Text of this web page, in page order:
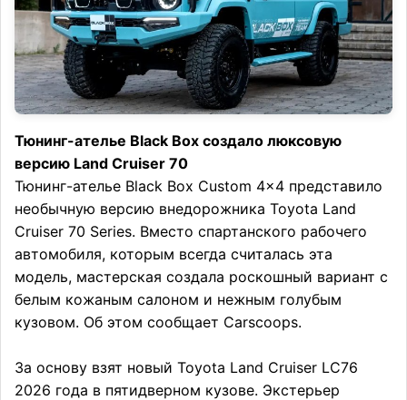
Тюнинг-ателье Black Box создало люксовую
версию Land Cruiser 70
Тюнинг-ателье Black Box Custom 4×4 представило
необычную версию внедорожника Toyota Land
Cruiser 70 Series. Вместо спартанского рабочего
автомобиля, которым всегда считалась эта
модель, мастерская создала роскошный вариант с
белым кожаным салоном и нежным голубым
кузовом. Об этом сообщает Carscoops.
За основу взят новый Toyota Land Cruiser LC76
2026 года в пятидверном кузове. Экстерьер